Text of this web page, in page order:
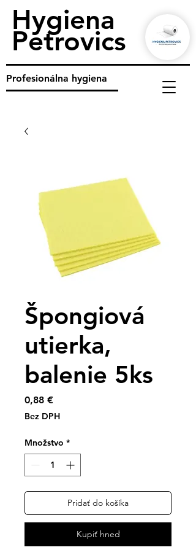
Profesionálna hygiena
Hygiena
Petrovics
Špongiová
utierka,
balenie 5ks
0,88 €Price
Bez DPH
Množstvo *
Pridať do košíka
Kupiť hneď